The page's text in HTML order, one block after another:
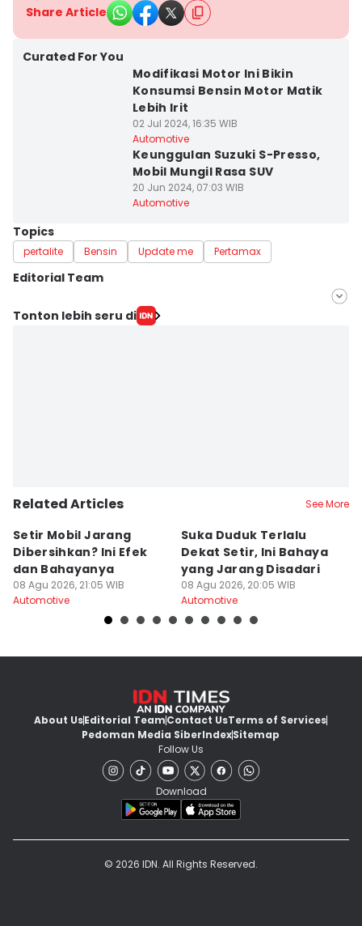
Share Article
Curated For You
Modifikasi Motor Ini Bikin
Konsumsi Bensin Motor Matik
Lebih Irit
02 Jul 2024, 16:35 WIB
Automotive
Keunggulan Suzuki S-Presso,
Mobil Mungil Rasa SUV
20 Jun 2024, 07:03 WIB
Automotive
Topics
pertalite Bensin Update me Pertamax
Editorial Team
Editor
Tonton lebih seru di
Related Articles See More
Setir Mobil Jarang
Dibersihkan? Ini Efek
dan Bahayanya
08 Agu 2026, 21:05 WIB
Automotive
Suka Duduk Terlalu
Dekat Setir, Ini Bahaya
yang Jarang Disadari
08 Agu 2026, 20:05 WIB
Automotive
About UsEditorial TeamContact UsTerms of Services
Pedoman Media SiberIndexSitemap
Follow Us
Download
© 2026 IDN. All Rights Reserved.